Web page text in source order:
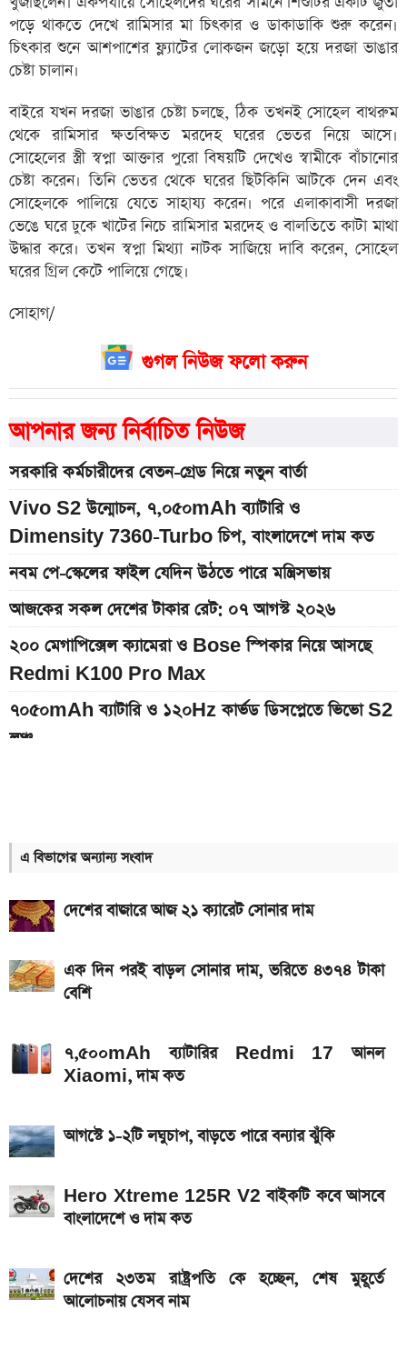
পড়ে থাকতে দেখে রামিসার মা চিৎকার ও ডাকাডাকি শুরু করেন।
চিৎকার শুনে আশপাশের ফ্ল্যাটের লোকজন জড়ো হয়ে দরজা ভাঙার
চেষ্টা চালান।
বাইরে যখন দরজা ভাঙার চেষ্টা চলছে, ঠিক তখনই সোহেল বাথরুম
থেকে রামিসার ক্ষতবিক্ষত মরদেহ ঘরের ভেতর নিয়ে আসে।
সোহেলের স্ত্রী স্বপ্না আক্তার পুরো বিষয়টি দেখেও স্বামীকে বাঁচানোর
চেষ্টা করেন। তিনি ভেতর থেকে ঘরের ছিটকিনি আটকে দেন এবং
সোহেলকে পালিয়ে যেতে সাহায্য করেন। পরে এলাকাবাসী দরজা
ভেঙে ঘরে ঢুকে খাটের নিচে রামিসার মরদেহ ও বালতিতে কাটা মাথা
উদ্ধার করে। তখন স্বপ্না মিথ্যা নাটক সাজিয়ে দাবি করেন, সোহেল
ঘরের গ্রিল কেটে পালিয়ে গেছে।
সোহাগ/
গুগল নিউজ ফলো করুন
আপনার জন্য নির্বাচিত নিউজ
সরকারি কর্মচারীদের বেতন-গ্রেড নিয়ে নতুন বার্তা
Vivo S2 উন্মোচন, ৭,০৫০mAh ব্যাটারি ও
Dimensity 7360-Turbo চিপ, বাংলাদেশে দাম কত
নবম পে-স্কেলের ফাইল যেদিন উঠতে পারে মন্ত্রিসভায়
আজকের সকল দেশের টাকার রেট: ০৭ আগস্ট ২০২৬
২০০ মেগাপিক্সেল ক্যামেরা ও Bose স্পিকার নিয়ে আসছে
Redmi K100 Pro Max
৭০৫০mAh ব্যাটারি ও ১২০Hz কার্ভড ডিসপ্লেতে ভিভো S2
লঞ্চ
কত
আগামী সপ্তাহেই সুখবর, বেতন-ইনক্রিমেট নিয়ে যা জানা গেল
Hero Xtreme 125R V2 বাইকটি কবে আসবে
আজকের স্বর্ণের বাজারদর: ০৭ আগস্ট ২০২৬
দাম
Bajaj Pulsar N160 S ও N160 SS লঞ্চ, থাকছে ৪-
২০২৬ সালের প্রথম পূর্ণগ্রাস সূর্যগ্রহণ কবে, কোথা থেকে দেখা
iQOO Z11-এ থাকছে ৬.৮৩ ইঞ্চির কার্ভড AMOLED
এ বিভাগের অন্যান্য সংবাদ
দেশের বাজারে আজ ২১ ক্যারেট সোনার দাম
এক দিন পরই বাড়ল সোনার দাম, ভরিতে ৪৩৭৪ টাকা
বেশি
৭,৫০০mAh ব্যাটারির Redmi 17 আনল
Xiaomi, দাম কত
আগস্টে ১-২টি লঘুচাপ, বাড়তে পারে বন্যার ঝুঁকি
Hero Xtreme 125R V2 বাইকটি কবে আসবে
বাংলাদেশে ও দাম কত
দেশের ২৩তম রাষ্ট্রপতি কে হচ্ছেন, শেষ মুহূর্তে
আলোচনায় যেসব নাম